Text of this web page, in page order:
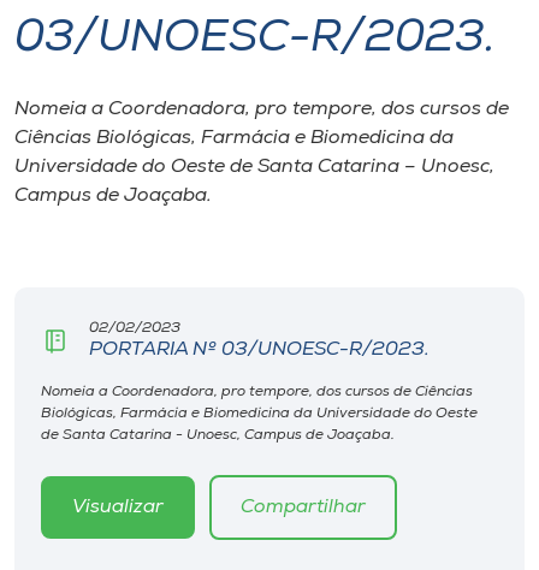
I.nova
Diplomados
Cultura
Biblioteca
Editora
Rádio
03/UNOESC-R/2023.
Nomeia a Coordenadora, pro tempore, dos cursos de
Ciências Biológicas, Farmácia e Biomedicina da
Universidade do Oeste de Santa Catarina – Unoesc,
Campus de Joaçaba.
02/02/2023
PORTARIA Nº 03/UNOESC-R/2023.
Nomeia a Coordenadora, pro tempore, dos cursos de Ciências
Biológicas, Farmácia e Biomedicina da Universidade do Oeste
de Santa Catarina - Unoesc, Campus de Joaçaba.
Visualizar Compartilhar